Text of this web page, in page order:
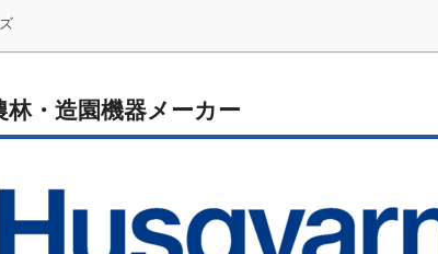
・造園機器メーカー